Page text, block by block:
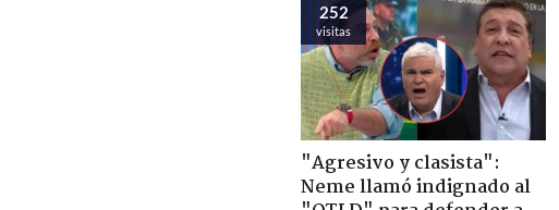
252
visitas
"Agresivo y clasista":
Neme llamó indignado al